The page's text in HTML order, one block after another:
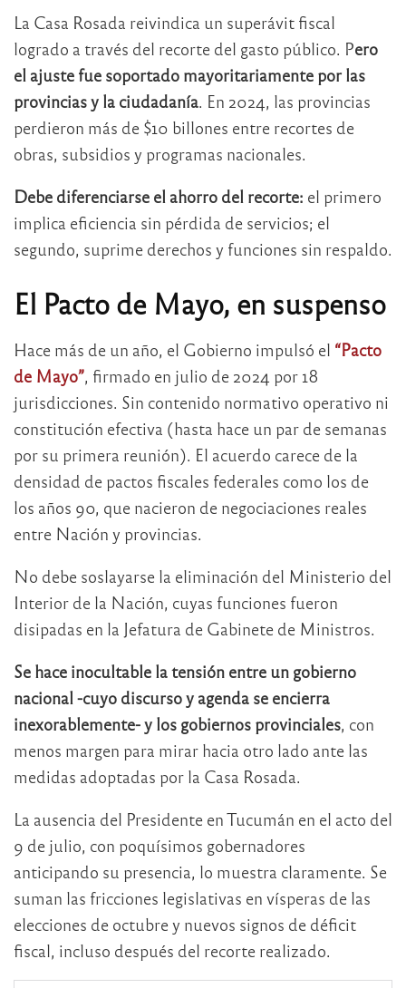
La Casa Rosada reivindica un superávit fiscal
logrado a través del recorte del gasto público. Pero
el ajuste fue soportado mayoritariamente por las
provincias y la ciudadanía. En 2024, las provincias
perdieron más de $10 billones entre recortes de
obras, subsidios y programas nacionales.
Debe diferenciarse el ahorro del recorte: el primero
implica eficiencia sin pérdida de servicios; el
segundo, suprime derechos y funciones sin respaldo.
El Pacto de Mayo, en suspenso
Hace más de un año, el Gobierno impulsó el “Pacto
de Mayo” , firmado en julio de 2024 por 18
jurisdicciones. Sin contenido normativo operativo ni
constitución efectiva (hasta hace un par de semanas
por su primera reunión). El acuerdo carece de la
densidad de pactos fiscales federales como los de
los años 90, que nacieron de negociaciones reales
entre Nación y provincias.
No debe soslayarse la eliminación del Ministerio del
Interior de la Nación, cuyas funciones fueron
disipadas en la Jefatura de Gabinete de Ministros.
Se hace inocultable la tensión entre un gobierno
nacional -cuyo discurso y agenda se encierra
inexorablemente- y los gobiernos provinciales , con
menos margen para mirar hacia otro lado ante las
medidas adoptadas por la Casa Rosada.
La ausencia del Presidente en Tucumán en el acto del
9 de julio, con poquísimos gobernadores
anticipando su presencia, lo muestra claramente. Se
suman las fricciones legislativas en vísperas de las
elecciones de octubre y nuevos signos de déficit
fiscal, incluso después del recorte realizado.